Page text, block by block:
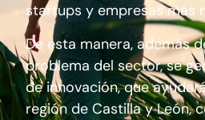
startups y empresas más
De esta manera, además
problema del sector, se
de innovación, que
región de Castilla y León,